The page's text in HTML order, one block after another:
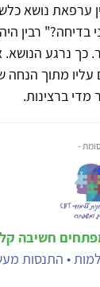
ערפאת נושא
רבין
כך נרגע
מתוך הנחה
מדי ברצינות.
-
• התנסות